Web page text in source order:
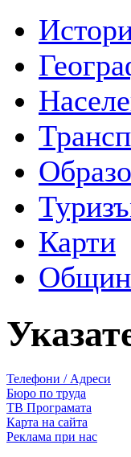
Карти
Телефони / Адреси
Бюро по труда
ТВ Програмата
Карта на сайта
Реклама при нас